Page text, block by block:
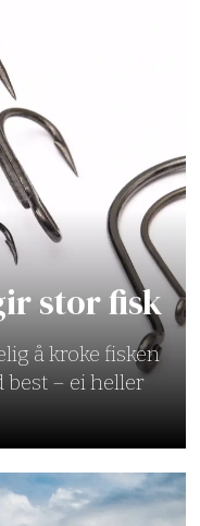
stor fisk
å kroke fisken
best – ei heller